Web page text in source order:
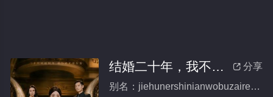
 分享
结婚二十年，我不再忍气吞声(全集)
别名：jiehunershinianwobuzairenqitunsheng